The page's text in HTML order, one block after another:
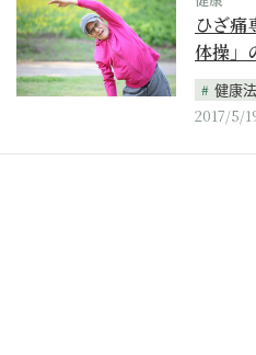
ひざ痛
体操」
健康法
2017/5/